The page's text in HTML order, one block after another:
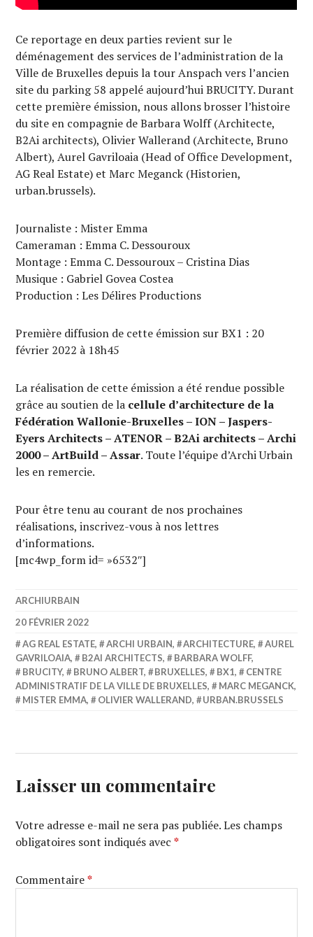
Ce reportage en deux parties revient sur le
déménagement des services de l’administration de la
Ville de Bruxelles depuis la tour Anspach vers l’ancien
site du parking 58 appelé aujourd’hui BRUCITY. Durant
cette première émission, nous allons brosser l’histoire
du site en compagnie de Barbara Wolff (Architecte,
B2Ai architects), Olivier Wallerand (Architecte, Bruno
Albert), Aurel Gavriloaia (Head of Office Development,
AG Real Estate) et Marc Meganck (Historien,
urban.brussels).
Journaliste : Mister Emma
Cameraman : Emma C. Dessouroux
Montage : Emma C. Dessouroux – Cristina Dias
Musique : Gabriel Govea Costea
Production : Les Délires Productions
Première diffusion de cette émission sur BX1 : 20
février 2022 à 18h45
La réalisation de cette émission a été rendue possible
grâce au soutien de la cellule d’architecture de la
Fédération Wallonie-Bruxelles – ION – Jaspers-
Eyers Architects – ATENOR – B2Ai architects – Archi
2000 – ArtBuild – Assar. Toute l’équipe d’Archi Urbain
les en remercie.
Pour être tenu au courant de nos prochaines
réalisations, inscrivez-vous à nos lettres
d’informations.
[mc4wp_form id= »6532″]
ARCHIURBAIN
20 FÉVRIER 2022
AG REAL ESTATE, ARCHI URBAIN, ARCHITECTURE,
AUREL
GAVRILOAIA, B2AI ARCHITECTS, BARBARA WOLFF,
BRUCITY, BRUNO ALBERT, BRUXELLES, BX1,
CENTRE
ADMINISTRATIF DE LA VILLE DE BRUXELLES, MARC MEGANCK,
MISTER EMMA, OLIVIER WALLERAND, URBAN.BRUSSELS
Laisser un commentaire
Votre adresse e-mail ne sera pas publiée. Les champs
obligatoires sont indiqués avec*
Commentaire*